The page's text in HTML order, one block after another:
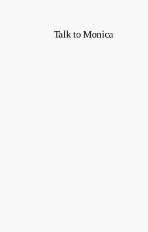
Talk to Monica